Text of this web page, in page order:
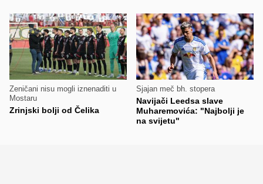
Zeničani nisu mogli iznenaditi u
Mostaru
Zrinjski bolji od Čelika
Sjajan meč bh. stopera
Navijači Leedsa slave
Muharemovića: "Najbolji je
na svijetu"